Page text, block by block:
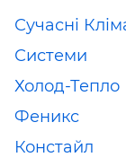
Сучасні
Системи
Холод-Тепло
Феникс
Констайл